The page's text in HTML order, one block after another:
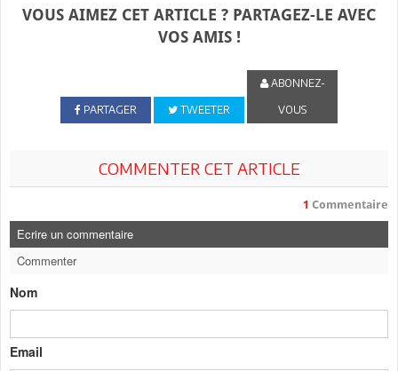
VOUS AIMEZ CET ARTICLE ? PARTAGEZ-LE AVEC
VOS AMIS !
PARTAGER TWEETER
ABONNEZ-
VOUS
COMMENTER CET ARTICLE
1 Commentaire
Ecrire un commentaire
Commenter
Nom
Email